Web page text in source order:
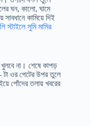
ঘন, কালো, ঘামে
কামিয়ে দিই
সুমি মামির
না। শেষে কাপড়
টা ওর পেটের উপর তুলে
পোঁদের তলায় খবরের